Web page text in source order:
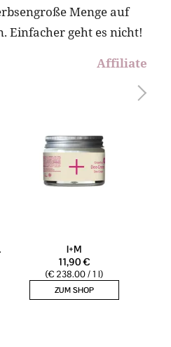
Menge auf
Einfacher geht es nicht!
Affiliate